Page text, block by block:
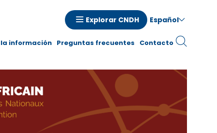
Explorar CNDH Español
información Preguntas frecuentes Contacto